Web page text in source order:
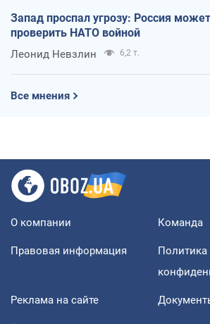
Запад проспал угрозу: Россия может
проверить НАТО войной
Леонид Невзлин 6,2 т.
Все мнения
О компании Команда
Правовая информация
Политика
Реклама на сайте